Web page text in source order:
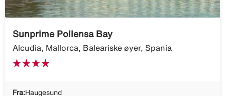
Sunprime Pollensa Bay
Alcudia, Mallorca, Baleariske øyer, Spania
Fra:Haugesund